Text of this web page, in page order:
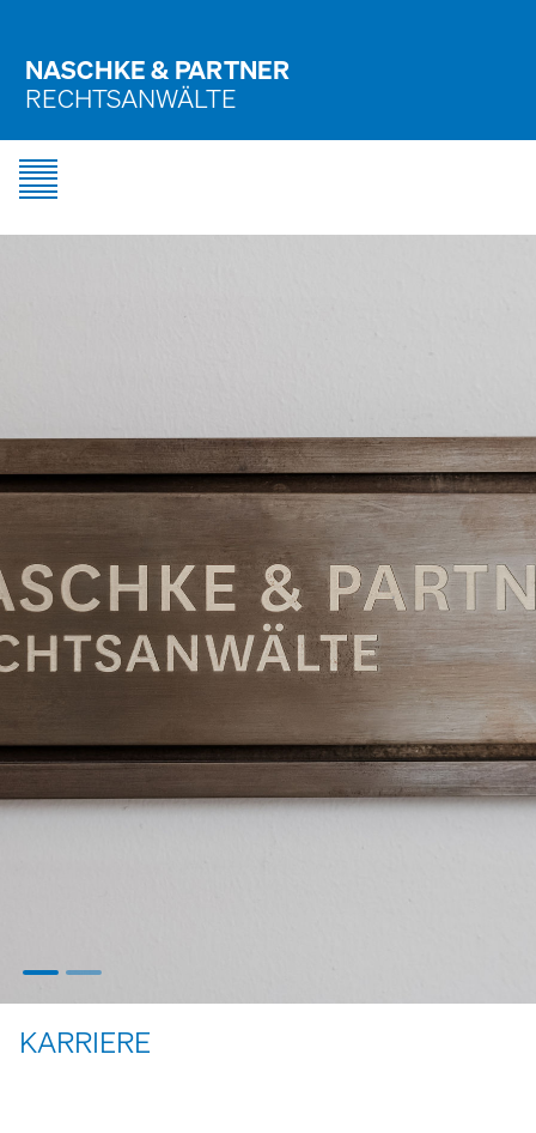
NASCHKE & PARTNER
RECHTSANWÄLTE
KARRIERE